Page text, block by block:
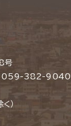
号
：059-382-9040
）